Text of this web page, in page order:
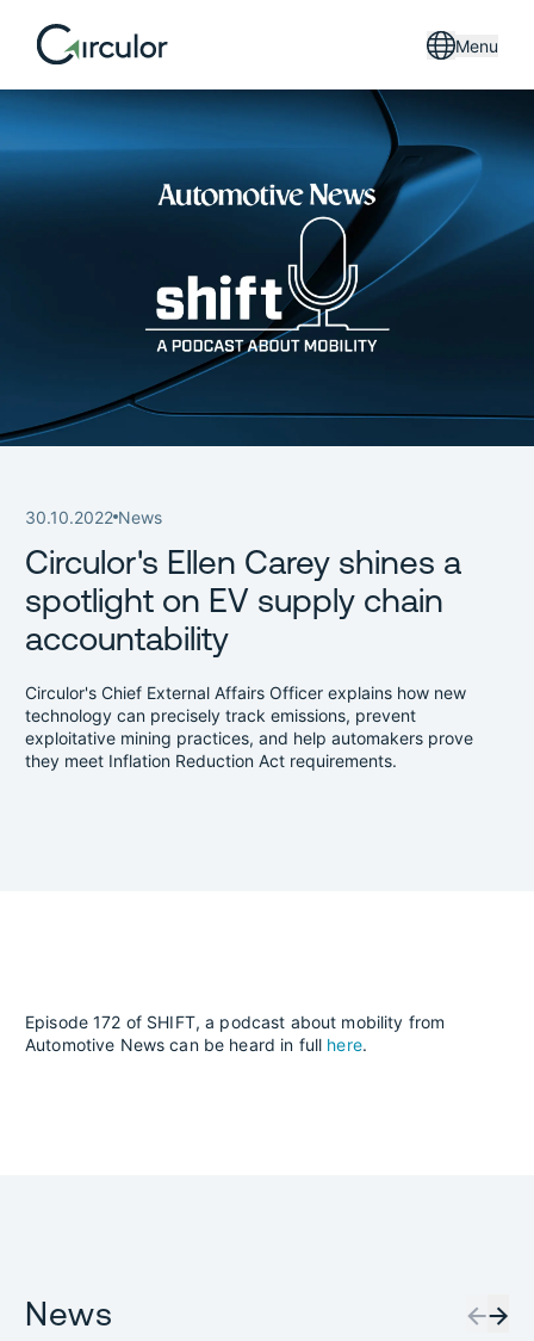
Menu
30.10.2022 News
Circulor's Ellen Carey shines a
spotlight on EV supply chain
accountability
Circulor's Chief External Affairs Officer explains how new
technology can precisely track emissions, prevent
exploitative mining practices, and help automakers prove
they meet Inflation Reduction Act requirements.
Episode 172 of SHIFT, a podcast about mobility from
Automotive News can be heard in full here.
News ←→